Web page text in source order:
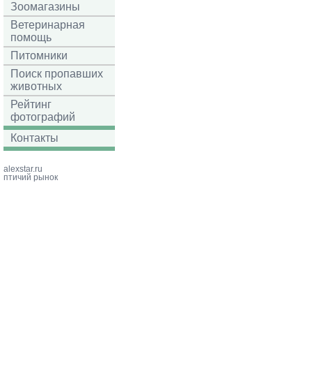
Зоомагазины
Ветеринарная
помощь
Питомники
Поиск пропавших
животных
Рейтинг
фотографий
Контакты
alexstar.ru
птичий рынок